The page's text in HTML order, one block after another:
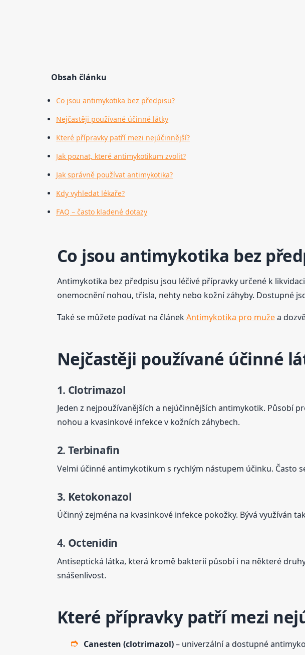
Obsah článku
Co jsou antimykotika bez předpisu?
Nejčastěji používané účinné látky
Které přípravky patří mezi nejúčinnější?
Jak poznat, které antimykotikum zvolit?
Jak správně používat antimykotika?
Kdy vyhledat lékaře?
FAQ – často kladené dotazy
Co jsou antimykotika bez
Antimykotika bez předpisu jsou léčivé přípravky určené k
onemocnění nohou, třísla, nehty nebo kožní záhyby. Dostupné
Také se můžete podívat na článekAntimykotika pro mužea
Nejčastěji používané účinné
1. Clotrimazol
Jeden z nejpoužívanějších a nejúčinnějších antimykotik. Působí
nohou a kvasinkové infekce v kožních záhybech.
2. Terbinafin
Velmi účinné antimykotikum s rychlým nástupem účinku. Často
3. Ketokonazol
Účinný zejména na kvasinkové infekce pokožky. Bývá využíván
4. Octenidin
Antiseptická látka, která kromě bakterií působí i na některé
snášenlivost.
Které přípravky patří mezi
Canesten (clotrimazol)– univerzální a dostupné